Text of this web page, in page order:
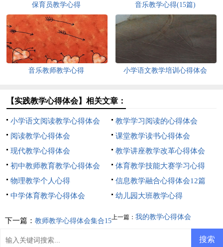
保育员教学心得 音乐教学心得(15篇)
音乐教师教学心得 小学语文教学培训心得体会
【实践教学心得体会】相关文章：
小学语文阅读教学心得体会
教学学习阅读的心得体会
阅读教学心得体会
课堂教学读书心得体会
现代教学心得体会
教学讲座教学改革心得体会
初中教师教育教学心得体会
体育教学技能大赛学习心得
物理教学个人心得
信息教学融合心得体会12篇
中学体育教学心得体会
幼儿园大班教学心得
上一篇： 我的教学心得体会
下一篇： 教师教学心得体会集合15